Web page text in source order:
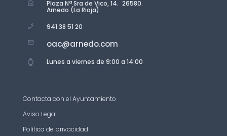
Plaza Nª Sra de Vico, 14. 26580.
Arnedo (La Rioja)
941 38 51 20
oac@arnedo.com
Lunes a viernes de 9:00 a 14:00
Contacta con el Ayuntamiento
Aviso Legal
Política de privacidad